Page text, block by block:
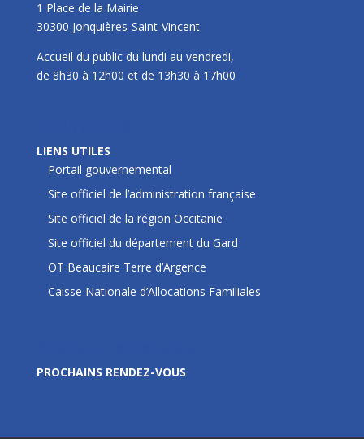
1 Place de la Mairie
30300 Jonquières-Saint-Vincent
Accueil du public du lundi au vendredi,
de 8h30 à 12h00 et de 13h30 à 17h00
LIENS UTILES
Portail gouvernemental
Site officiel de l’administration française
Site officiel de la région Occitanie
Site officiel du département du Gard
OT Beaucaire Terre d’Argence
Caisse Nationale d’Allocations Familiales
PROCHAINS RENDEZ-VOUS